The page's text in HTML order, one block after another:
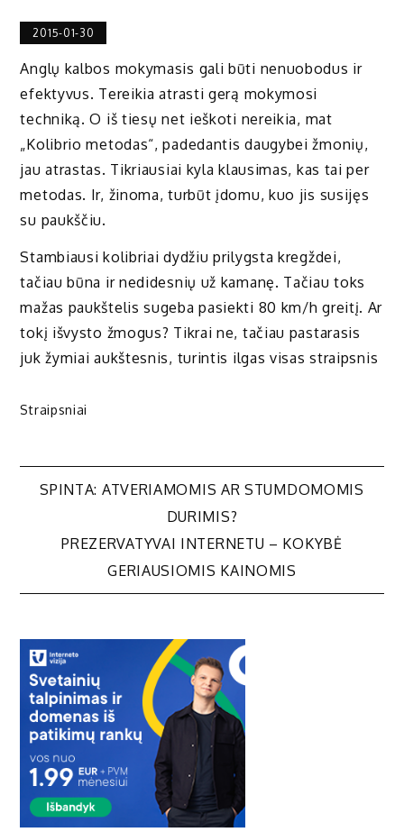
2015-01-30
Anglų kalbos mokymasis gali būti nenuobodus ir
efektyvus. Tereikia atrasti gerą mokymosi
techniką. O iš tiesų net ieškoti nereikia, mat
„Kolibrio metodas“, padedantis daugybei žmonių,
jau atrastas. Tikriausiai kyla klausimas, kas tai per
metodas. Ir, žinoma, turbūt įdomu, kuo jis susijęs
su paukščiu.
Stambiausi kolibriai dydžiu prilygsta kregždei,
tačiau būna ir nedidesnių už kamanę. Tačiau toks
mažas paukštelis sugeba pasiekti 80 km/h greitį. Ar
tokį išvysto žmogus? Tikrai ne, tačiau pastarasis
juk žymiai aukštesnis, turintis ilgas visas straipsnis
Straipsniai
Navigacija
tarp
įrašų
SPINTA: ATVERIAMOMIS AR STUMDOMOMIS
DURIMIS?
PREZERVATYVAI INTERNETU – KOKYBĖ
GERIAUSIOMIS KAINOMIS